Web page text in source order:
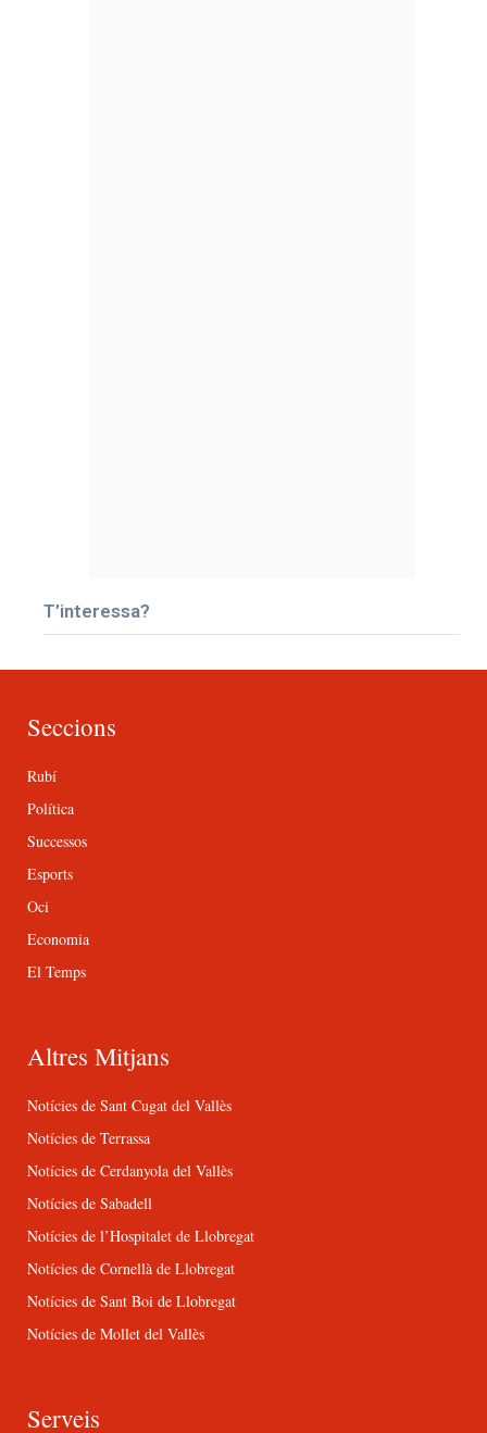
T’interessa?
Seccions
Rubí
Política
Successos
Esports
Oci
Economia
El Temps
Altres Mitjans
Notícies de Sant Cugat del Vallès
Notícies de Terrassa
Notícies de Cerdanyola del Vallès
Notícies de Sabadell
Notícies de l’Hospitalet de Llobregat
Notícies de Cornellà de Llobregat
Notícies de Sant Boi de Llobregat
Notícies de Mollet del Vallès
Serveis